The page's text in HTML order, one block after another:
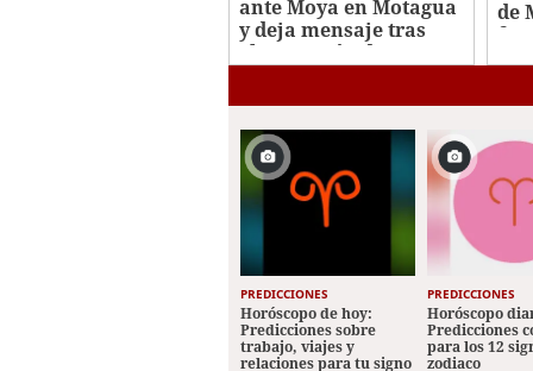
ante Moya en Motagua
y deja mensaje tras
eliminación de
Honduras Sub-20
de
PREDICCIONES
Horóscopo de hoy:
Predicciones sobre
trabajo, viajes y
relaciones para tu signo
PREDICCIONES
Horóscopo
Predicciones
para los 12
zodiaco